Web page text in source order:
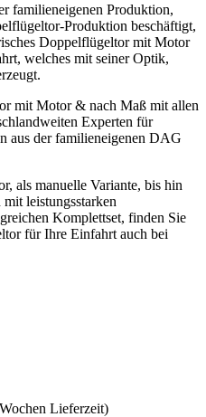
familieneigenen Produktion,
Produktion beschäftigt,
Doppelflügeltor mit Motor
welches mit seiner Optik,
mit Motor & nach Maß mit allen
Experten für
aus der familieneigenen DAG
als manuelle Variante, bis hin
leistungsstarken
Komplettset, finden Sie
für Ihre Einfahrt auch bei
Lieferzeit)